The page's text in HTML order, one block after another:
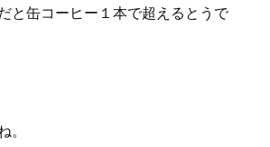
と缶コーヒー１本で超えるとうで